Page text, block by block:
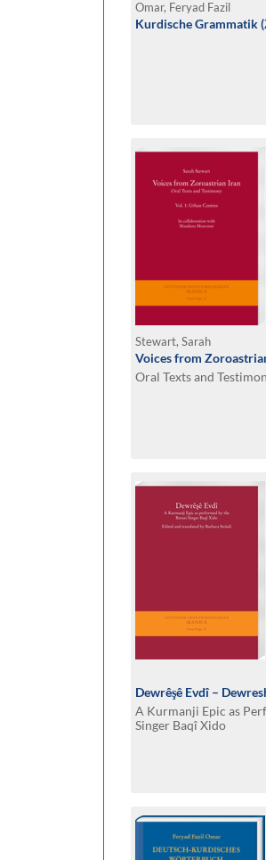
Omar, Feryad Fazil
Kurdische Grammatik
Stewart, Sarah
Voices from
Oral Texts and
Dewrêşê Evdî –
A Kurmanji Epic as
Singer Baqî Xido